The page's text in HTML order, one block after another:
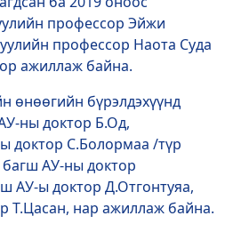
профессор Эйжи
профессор Наота Суда
ажиллаж байна.
өнөөгийн бүрэлдэхүүнд
ны доктор Б.Од,
доктор С.Болормаа /түр
АУ-ны доктор
АУ-ы доктор Д.Отгонтуяа,
Т.Цасан, нар ажиллаж байна.